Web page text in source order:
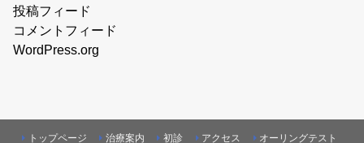
投稿フィード
コメントフィード
WordPress.org
トップページ 治療案内 初診 アクセス オーリングテスト